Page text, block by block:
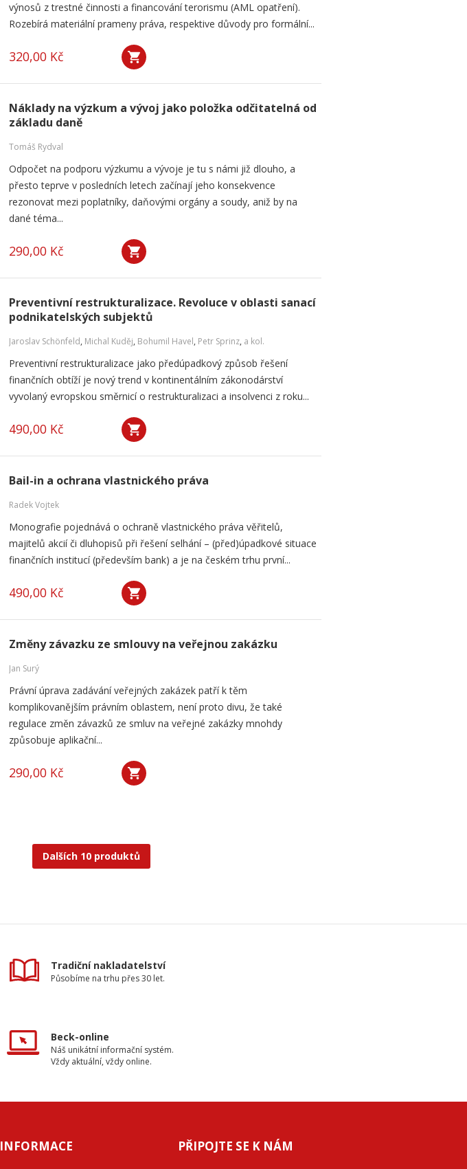
výnosů z trestné činnosti a financování terorismu (AML opatření).
Rozebírá materiální prameny práva, respektive důvody pro formální...
320,00 Kč
Náklady na výzkum a vývoj jako položka odčitatelná od
základu daně
Tomáš Rydval
Odpočet na podporu výzkumu a vývoje je tu s námi již dlouho, a
přesto teprve v posledních letech začínají jeho konsekvence
rezonovat mezi poplatníky, daňovými orgány a soudy, aniž by na
dané téma...
290,00 Kč
Preventivní restrukturalizace. Revoluce v oblasti sanací
podnikatelských subjektů
Jaroslav Schönfeld, Michal Kuděj, Bohumil Havel, Petr Sprinz, a kol.
Preventivní restrukturalizace jako předúpadkový způsob řešení
finančních obtíží je nový trend v kontinentálním zákonodárství
vyvolaný evropskou směrnicí o restrukturalizaci a insolvenci z roku...
490,00 Kč
Bail-in a ochrana vlastnického práva
Radek Vojtek
Monografie pojednává o ochraně vlastnického práva věřitelů,
majitelů akcií či dluhopisů při řešení selhání – (před)úpadkové situace
finančních institucí (především bank) a je na českém trhu první...
490,00 Kč
Změny závazku ze smlouvy na veřejnou zakázku
Jan Surý
Právní úprava zadávání veřejných zakázek patří k těm
komplikovanějším právním oblastem, není proto divu, že také
regulace změn závazků ze smluv na veřejné zakázky mnohdy
způsobuje aplikační...
290,00 Kč
Dalších 10 produktů
Tradiční nakladatelství
Působíme na trhu přes 30 let.
Beck-online
Náš unikátní informační systém.
Vždy aktuální, vždy online.
INFORMACE PŘIPOJTE SE K NÁM